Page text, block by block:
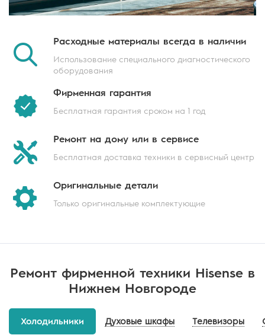
Расходные материалы всегда в наличии
Использование специального диагностического
оборудования
Фирменная гарантия
Бесплатная гарантия сроком на 1 год
Ремонт на дому или в сервисе
Бесплатная доставка техники в сервисный центр
Оригинальные детали
Только оригинальные комплектующие
Ремонт фирменной техники Hisense в
Нижнем Новгороде
Холодильники Духовые шкафы Телевизоры